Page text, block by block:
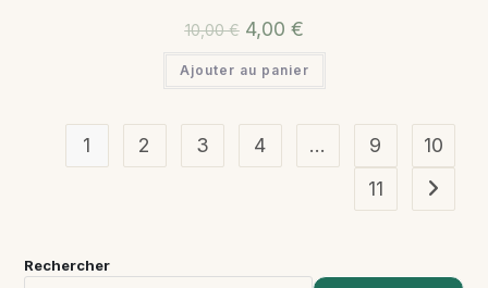
10,00€ 4,00 €
Ajouter au panier
1 2 3 4 … 9
10
11
Rechercher